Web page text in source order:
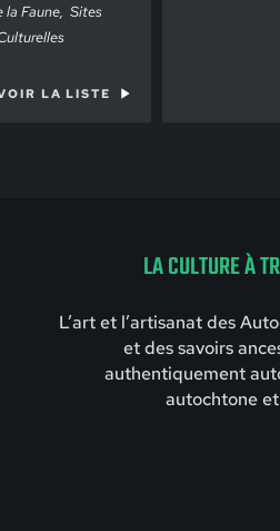
la Faune Sites
LA LISTE
LA CULTURE À
L’art et l’artisanat des
et des savoirs
authentiquement
autochtone